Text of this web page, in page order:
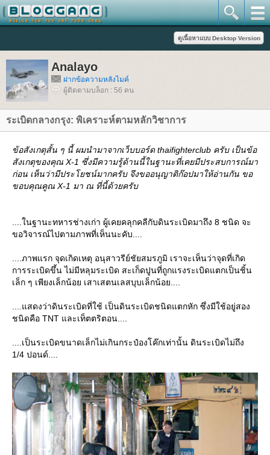
Analayo
ฝากข้อความหลังไมค์
ผู้ติดตามบล็อก : 56 คน
ระเบิดกลางกรุง: พิเคราะห์ตามหลักวิชาการ
ข้อสังเกตุสั้น ๆ นี้ ผมนำมาจากเว็บบอร์ด thaifighterclub ครับ เป็นข้อ
สังเกตุของคุณ X-1 ซึ่งมีความรู้ด้านนี้ในฐานะที่เคยมีประสบการณ์มา
ก่อน เห็นว่ามีประโยชน์มากครับ จึงขออนุญาติก๊อปมาให้อ่านกัน ขอ
ขอบคุณคูณ X-1 มา ณ ที่นี้ด้วยครับ
....ในฐานะทหารช่างเก่า ผู้เคยคลุกคลีกับดินระเบิดมาถึง 8 ชนิด จะ
ขอวิจารณ์ไปตามภาพที่เห็นนะคับ....
....ภาพแรก จุดเกิดเหตุ อนุสาวรีย์ชัยสมรภูมิ เราจะเห็นว่าจุดที่เกิด
การระเบิดขึ้น ไม่มีหลุมระเบิด สะเก็ดปูนที่ถูกแรงระเบิดแตกเป็นชิ้น
เล็ก ๆ เพียงเล็กน้อย เสาเสตนเลสบุบเล็กน้อย....
....แสดงว่าดินระเบิดที่ใช้ เป็นดินระเบิดชนิดแตกหัก ซึ่งมีใช้อยู่สอง
ชนิดคือ TNT และเท็ตตริตอน....
....เป็นระเบิดขนาดเล็กไม่เกินกระป๋องโค๊กเท่านั้น ดินระเบิดไม่ถึง
1/4 ปอนด์....